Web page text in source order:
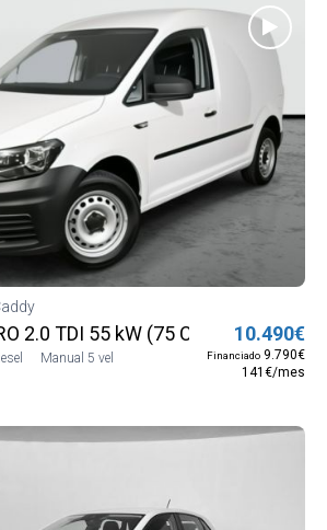
2.0 TDI 55 kW (75 CV)
Manual 5 vel
10.490€
Financiado 9.790€
141€/mes